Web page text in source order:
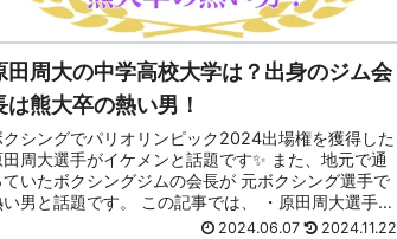
田周大の中学高校大学は？出身のジム会
は熊大卒の熱い男！
クシングでパリオリンピック2024出場権を獲得した
田周大選手がイケメンと話題です✨ また、地元で通
ていたボクシングジムの会長が 元ボクシング選手で
い男と話題です。 この記事では、 ・原田周大選手の
身中学・高校・大学について ・原...
2024.06.07 2024.11.22